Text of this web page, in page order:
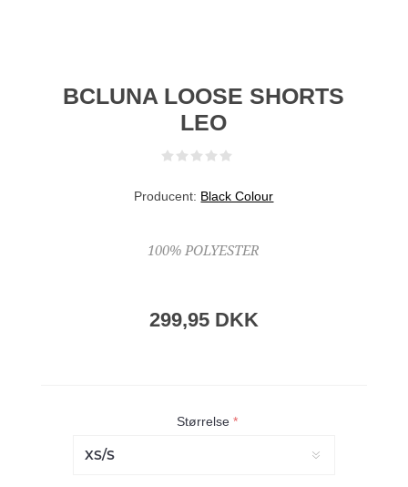
BCLUNA LOOSE SHORTS
LEO
Producent: Black Colour
100% POLYESTER
299,95 DKK
Størrelse*